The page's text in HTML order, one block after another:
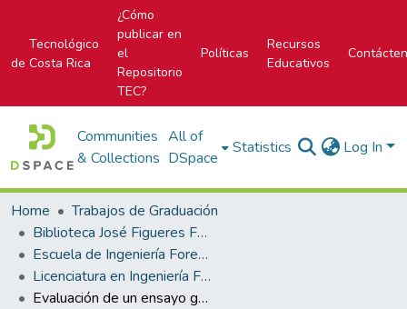
Tecnológico
de Costa Rica
¿Cómo
publicar en
el
Repositorio
TEC?
Políticas
Recursos
Educativos
Communities
& Collections
All of
DSpace
Statistics Log In
Home
Trabajos de Graduación
Biblioteca José Figueres Ferrer
Escuela de Ingeniería Forestal
Licenciatura en Ingeniería Forestal
Evaluación de un ensayo genético Gmelina arborea en Siquirres, Limón